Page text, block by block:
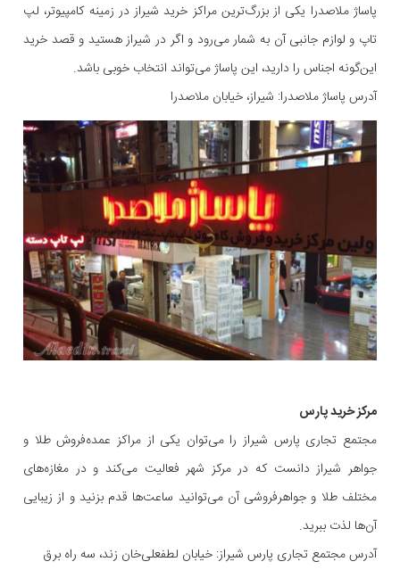
پاساژ ملاصدرا یکی از بزرگ‌ترین مراکز خرید شیراز در زمینه کامپیوتر، لپ
تاپ و لوازم جانبی آن به شمار می‌رود و اگر در شیراز هستید و قصد خرید
این‌گونه اجناس را دارید، این پاساژ می‌تواند انتخاب خوبی باشد.
آدرس پاساژ ملاصدرا: شیراز، خیابان ملاصدرا
مرکز خرید پارس
مجتمع تجاری پارس شیراز را می‌توان یکی از مراکز عمده‌فروش طلا و
جواهر شیراز دانست که در مرکز شهر فعالیت می‌کند و در مغازه‌های
مختلف طلا و جواهرفروشی آن می‌توانید ساعت‌ها قدم بزنید و از زیبایی
آن‌ها لذت ببرید.
آدرس مجتمع تجاری پارس شیراز: خیابان لطفعلی‌خان زند، سه راه برق